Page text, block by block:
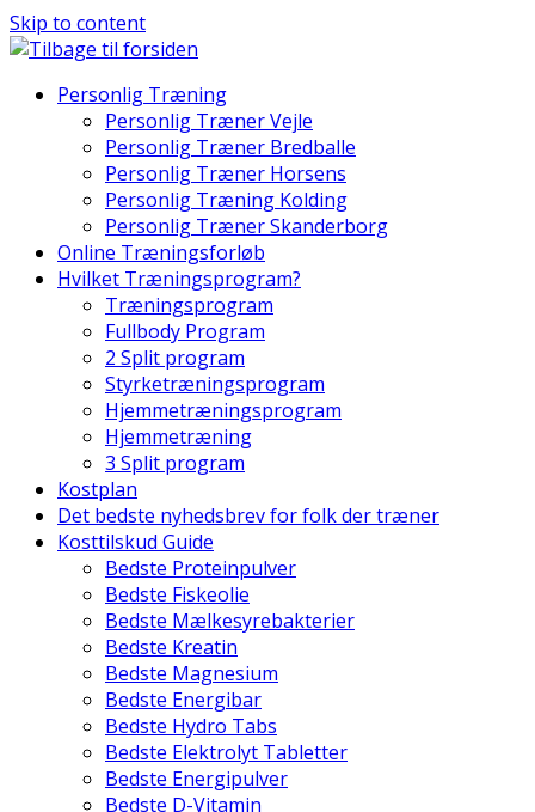
Skip to content
Personlig Træning
Personlig Træner Vejle
Personlig Træner Bredballe
Personlig Træner Horsens
Personlig Træning Kolding
Personlig Træner Skanderborg
Online Træningsforløb
Hvilket Træningsprogram?
Træningsprogram
Fullbody Program
2 Split program
Styrketræningsprogram
Hjemmetræningsprogram
Hjemmetræning
3 Split program
Kostplan
Det bedste nyhedsbrev for folk der træner
Kosttilskud Guide
Bedste Proteinpulver
Bedste Fiskeolie
Bedste Mælkesyrebakterier
Bedste Kreatin
Bedste Magnesium
Bedste Energibar
Bedste Hydro Tabs
Bedste Elektrolyt Tabletter
Bedste Energipulver
Bedste D-Vitamin